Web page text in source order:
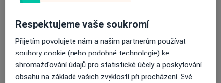
Přiblížit mapuse otevře v nové záložce
Dostupnost
Na této adrese online kalendář není aktivní
Co mám v takové situaci udělat?
Respektujeme vaše soukromí
Přijetím povolujete nám a našim partnerům používat
soubory cookie (nebo podobné technologie) ke
shromažďování údajů pro statistické účely a poskytování
obsahu na základě vašich zvyklostí při procházení. Své